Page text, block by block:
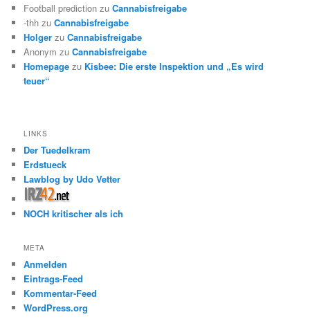
Football prediction zuCannabisfreigabe
-thh zuCannabisfreigabe
Holger zuCannabisfreigabe
Anonym zuCannabisfreigabe
Homepage zu Kisbee: Die erste Inspektion und „Es wird
teuer“
LINKS
Der Tuedelkram
Erdstueck
Lawblog by Udo Vetter
NOCH kritischer als ich
META
Anmelden
Eintrags-Feed
Kommentar-Feed
WordPress.org